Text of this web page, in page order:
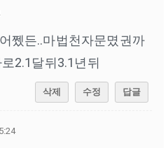
쩼든..마법천자문몄권까
2.1달뒤3.1년뒤
삭제 수정 답글